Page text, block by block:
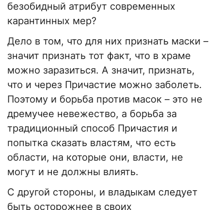
безобидный атрибут современных
карантинных мер?
Дело в том, что для них признать маски –
значит признать тот факт, что в храме
можно заразиться. А значит, признать,
что и через Причастие можно заболеть.
Поэтому и борьба против масок – это не
дремучее невежество, а борьба за
традиционный способ Причастия и
попытка сказать властям, что есть
области, на которые они, власти, не
могут и не должны влиять.
С другой стороны, и владыкам следует
быть осторожнее в своих